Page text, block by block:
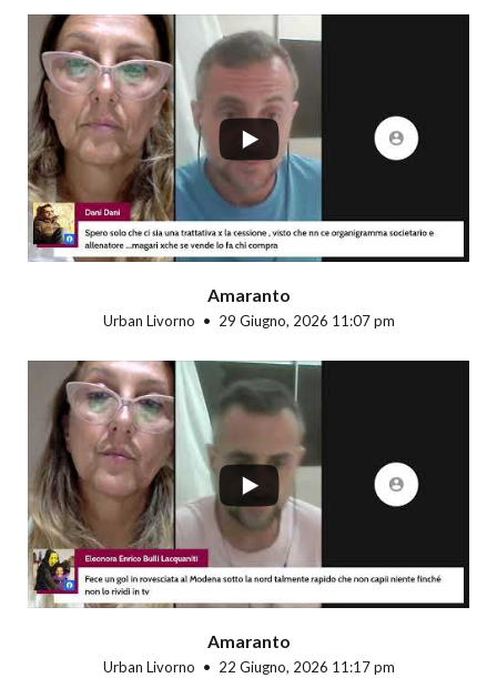
Amaranto
Urban Livorno 29 Giugno, 2026 11:07 pm
Amaranto
Urban Livorno 22 Giugno, 2026 11:17 pm